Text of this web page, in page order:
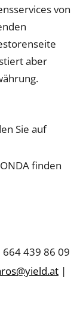
von
aber
Sie auf
finden
664 439 86 09
|